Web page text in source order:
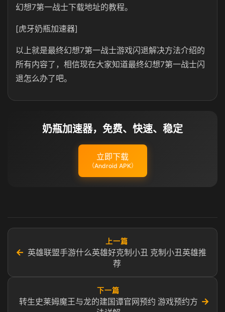
幻想7第一战士下载地址的教程。
[虎牙奶瓶加速器]
以上就是最终幻想7第一战士游戏闪退解决方法介绍的
所有内容了，相信现在大家知道最终幻想7第一战士闪
退怎么办了吧。
奶瓶加速器，免费、快速、稳定
立即下载
（Android APK）
←
上一篇
英雄联盟手游什么英雄好克制小丑 克制小丑英雄推
荐
下一篇
转生史莱姆魔王与龙的建国谭官网预约 游戏预约方 →